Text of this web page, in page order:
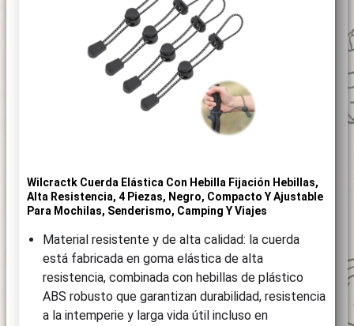
Wilcractk Cuerda Elástica Con Hebilla Fijación Hebillas,
Alta Resistencia, 4 Piezas, Negro, Compacto Y Ajustable
Para Mochilas, Senderismo, Camping Y Viajes
Material resistente y de alta calidad: la cuerda
está fabricada en goma elástica de alta
resistencia, combinada con hebillas de plástico
ABS robusto que garantizan durabilidad, resistencia
a la intemperie y larga vida útil incluso en